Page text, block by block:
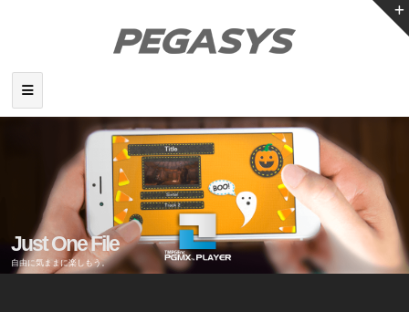
Just One File
自由に気ままに楽しもう。